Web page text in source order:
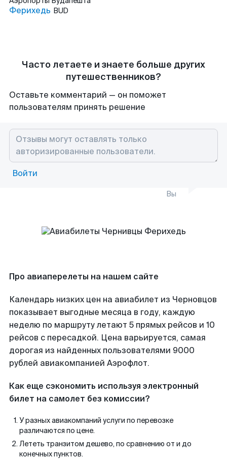
Ферихедь BUD
Часто летаете и знаете больше других
путешественников?
Оставьте комментарий — он поможет
пользователям принять решение
Войти
Вы
Про авиаперелеты на нашем сайте
Календарь низких цен на авиабилет из Черновцов
показывает выгодные месяца в году, каждую
неделю по маршруту летают 5 прямых рейсов и 10
рейсов с пересадкой. Цена варьируется, самая
дорогая из найденных пользователями 9000
рублей авиакомпанией Аэрофлот.
Как еще сэкономить используя электронный
билет на самолет без комиссии?
У разных авиакомпаний услуги по перевозке
различаются по цене.
Лететь транзитом дешево, по сравнению от и до
конечных пунктов.